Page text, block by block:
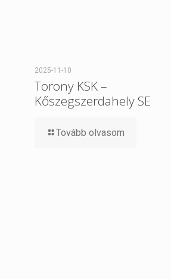
2025-11-10
Torony KSK –
Kőszegszerdahely SE
Tovább olvasom